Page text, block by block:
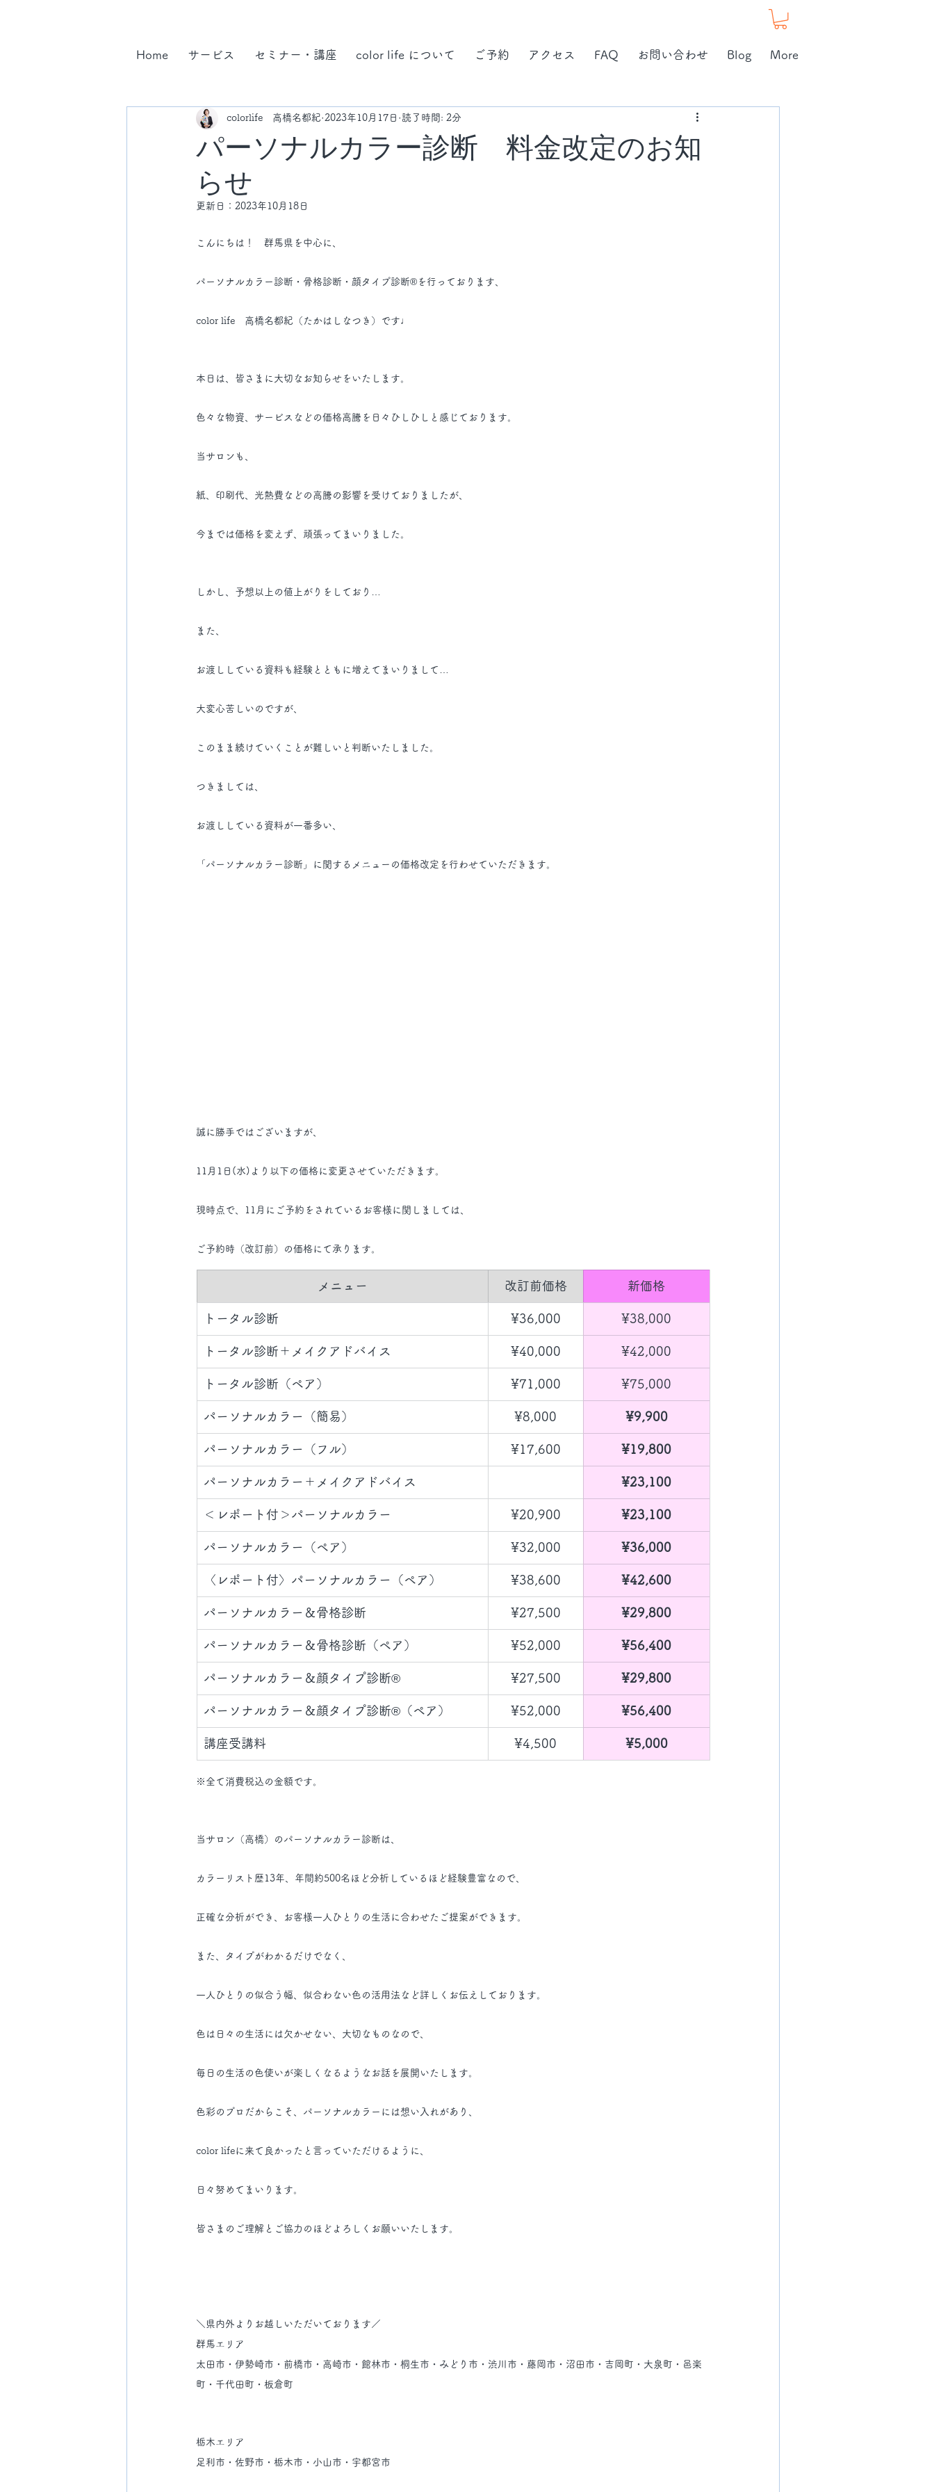
Home サービス セミナー・講座 color life について ご予約 アクセス FAQ お問い合わせ Blog More
パーソナルカラー診断 料金改定のお知
らせ
colorlife 高橋名都紀 2023年10月17日 読了時間: 2分
更新日： 2023年10月18日
こんにちは！　群馬県を中心に、
パーソナルカラー診断・骨格診断・顔タイプ診断®︎を行っております、
color life　高橋名都紀（たかはしなつき）です♩
本日は、皆さまに大切なお知らせをいたします。
色々な物資、サービスなどの価格高騰を日々ひしひしと感じております。
当サロンも、
紙、印刷代、光熱費などの高騰の影響を受けておりましたが、
今までは価格を変えず、頑張ってまいりました。
しかし、予想以上の値上がりをしており…
また、
お渡ししている資料も経験とともに増えてまいりまして…
大変心苦しいのですが、
このまま続けていくことが難しいと判断いたしました。
つきましては、
お渡ししている資料が一番多い、
「パーソナルカラー診断」に関するメニューの価格改定を行わせていただきます。
誠に勝手ではございますが、
11月1日(水)より以下の価格に変更させていただきます。
現時点で、11月にご予約をされているお客様に関しましては、
ご予約時（改訂前）の価格にて承ります。
​メニュー ​改訂前価格 新価格
トータル診断 ​¥36,000 ​¥38,000
トータル診断＋メイクアドバイス ¥​40,000 ​¥42,000
トータル診断 （ペア） ¥71,000 ¥75,000
パーソナルカラー（簡易） ¥8,000 ¥9,900
パーソナルカラー（フル） ¥17,600 ​¥19,800
パーソナルカラー＋メイク​アドバイス ​¥23,100
​＜レポート付＞パーソナルカラー ¥20,900 ​¥23,100
​パーソナルカラー（ペア） ¥32,000 ​¥36,000
​〈レポート付〉パーソナルカラー（ペア） ¥38,600 ¥42,600
​パーソナルカラー＆骨格診断 ​¥27,500 ​¥29,800
​パーソナルカラー＆骨格診断（ペア） ¥52,000 ¥56,400
​パーソナルカラー＆顔タイプ診断®︎ ​¥27,500 ​¥29,800
​パーソナルカラー＆顔タイプ診断®︎（ペア） ¥52,000 ¥56,400
講座受講料​ ​¥4,500 ​¥5,000
※全て消費税込の金額です。
当サロン（高橋）のパーソナルカラー診断は、
カラーリスト歴13年、年間約500名ほど分析しているほど経験豊富なので、
正確な分析ができ、お客様一人ひとりの生活に合わせたご提案ができます。
また、タイプがわかるだけでなく、
一人ひとりの似合う幅、似合わない色の活用法など詳しくお伝えしております。
色は日々の生活には欠かせない、大切なものなので、
毎日の生活の色使いが楽しくなるようなお話を展開いたします。
色彩のプロだからこそ、パーソナルカラーには想い入れがあり、
color lifeに来て良かったと言っていただけるように、
日々努めてまいります。
皆さまのご理解とご協力のほどよろしくお願いいたします。
＼県内外よりお越しいただいております／
群馬エリア
太田市・伊勢崎市・前橋市・高崎市・館林市・桐生市・みどり市・渋川市・藤岡市・沼田市・吉岡町・大泉町・邑楽
町・千代田町・板倉町
栃木エリア
足利市・佐野市・栃木市・小山市・宇都宮市